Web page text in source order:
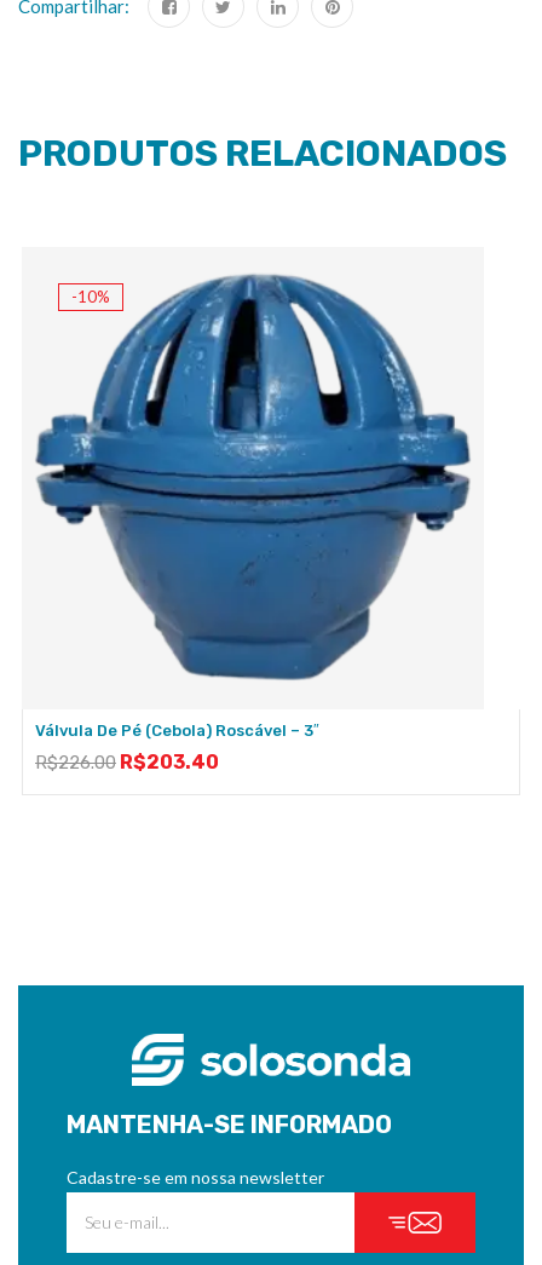
Compartilhar:
PRODUTOS RELACIONADOS
-10%
Válvula De Pé (cebola) Roscável – 3″
R$226.00 R$203.40
MANTENHA-SE INFORMADO
Cadastre-se em nossa newsletter